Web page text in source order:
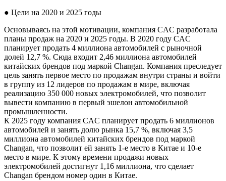
● Цели на 2020 и 2025 годы
Основываясь на этой мотивации, компания CAC разработала
планы продаж на 2020 и 2025 годы. В 2020 году CAC
планирует продать 4 миллиона автомобилей с рыночной
долей 12,7 %. Сюда входит 2,46 миллиона автомобилей
китайских брендов под маркой Changan. Компания преследует
цель занять первое место по продажам внутри страны и войти
в группу из 12 лидеров по продажам в мире, включая
реализацию 350 000 новых электромобилей, что позволит
вывести компанию в первый эшелон автомобильной
промышленности.
К 2025 году компания CAC планирует продать 6 миллионов
автомобилей и занять долю рынка 15,7 %, включая 3,5
миллиона автомобилей китайских брендов под маркой
Changan, что позволит ей занять 1-е место в Китае и 10-е
место в мире. К этому времени продажи новых
электромобилей достигнут 1,16 миллиона, что сделает
Changan брендом номер один в Китае.